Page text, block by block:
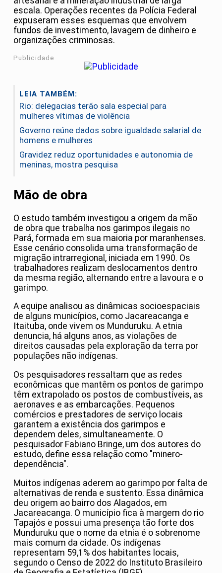
escala. Operações recentes da Polícia Federal
expuseram esses esquemas que envolvem
fundos de investimento, lavagem de dinheiro e
organizações criminosas.
Publicidade
LEIA TAMBÉM:
Rio: delegacias terão sala especial para
mulheres vítimas de violência
Governo reúne dados sobre igualdade salarial de
homens e mulheres
Gravidez reduz oportunidades e autonomia de
meninas, mostra pesquisa
Mão de obra
O estudo também investigou a origem da mão
de obra que trabalha nos garimpos ilegais no
Pará, formada em sua maioria por maranhenses.
Esse cenário consolida uma transformação de
migração intrarregional, iniciada em 1990. Os
trabalhadores realizam deslocamentos dentro
da mesma região, alternando entre a lavoura e o
garimpo.
A equipe analisou as dinâmicas socioespaciais
de alguns municípios, como Jacareacanga e
Itaituba, onde vivem os Munduruku. A etnia
denuncia, há alguns anos, as violações de
direitos causadas pela exploração da terra por
populações não indígenas.
Os pesquisadores ressaltam que as redes
econômicas que mantêm os pontos de garimpo
têm extrapolado os postos de combustíveis, as
aeronaves e as embarcações. Pequenos
comércios e prestadores de serviço locais
garantem a existência dos garimpos e
dependem deles, simultaneamente. O
pesquisador Fabiano Bringe, um dos autores do
estudo, define essa relação como "minero-
dependência".
Muitos indígenas aderem ao garimpo por falta de
alternativas de renda e sustento. Essa dinâmica
deu origem ao bairro dos Alagados, em
Jacareacanga. O município fica à margem do rio
Tapajós e possui uma presença tão forte dos
Munduruku que o nome da etnia é o sobrenome
mais comum da cidade. Os indígenas
representam 59,1% dos habitantes locais,
segundo o Censo de 2022 do Instituto Brasileiro